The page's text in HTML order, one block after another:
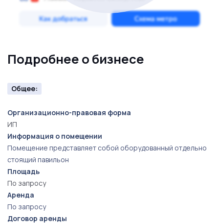
Подробнее о бизнесе
Общее:
Организационно-правовая форма
ИП
Информация о помещении
Помещение представляет собой оборудованный отдельно
стоящий павильон
Площадь
По запросу
Аренда
По запросу
Договор аренды